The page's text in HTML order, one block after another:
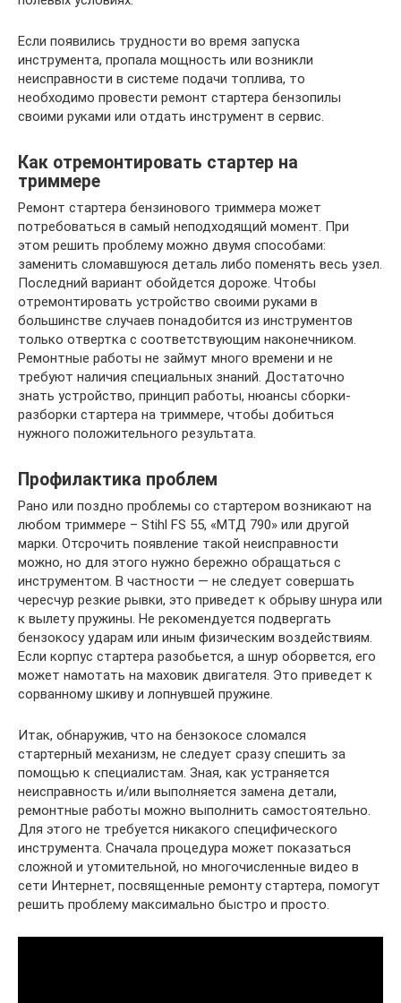
Если появились трудности во время запуска
инструмента, пропала мощность или возникли
неисправности в системе подачи топлива, то
необходимо провести ремонт стартера бензопилы
своими руками или отдать инструмент в сервис.
Как отремонтировать стартер на
триммере
Ремонт стартера бензинового триммера может
потребоваться в самый неподходящий момент. При
этом решить проблему можно двумя способами:
заменить сломавшуюся деталь либо поменять весь узел.
Последний вариант обойдется дороже. Чтобы
отремонтировать устройство своими руками в
большинстве случаев понадобится из инструментов
только отвертка с соответствующим наконечником.
Ремонтные работы не займут много времени и не
требуют наличия специальных знаний. Достаточно
знать устройство, принцип работы, нюансы сборки-
разборки стартера на триммере, чтобы добиться
нужного положительного результата.
Профилактика проблем
Рано или поздно проблемы со стартером возникают на
любом триммере – Stihl FS 55, «МТД 790» или другой
марки. Отсрочить появление такой неисправности
можно, но для этого нужно бережно обращаться с
инструментом. В частности — не следует совершать
чересчур резкие рывки, это приведет к обрыву шнура или
к вылету пружины. Не рекомендуется подвергать
бензокосу ударам или иным физическим воздействиям.
Если корпус стартера разобьется, а шнур оборвется, его
может намотать на маховик двигателя. Это приведет к
сорванному шкиву и лопнувшей пружине.
Итак, обнаружив, что на бензокосе сломался
стартерный механизм, не следует сразу спешить за
помощью к специалистам. Зная, как устраняется
неисправность и/или выполняется замена детали,
ремонтные работы можно выполнить самостоятельно.
Для этого не требуется никакого специфического
инструмента. Сначала процедура может показаться
сложной и утомительной, но многочисленные видео в
сети Интернет, посвященные ремонту стартера, помогут
решить проблему максимально быстро и просто.